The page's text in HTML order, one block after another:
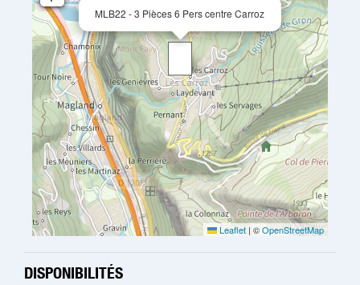
MLB22 - 3 Pièces 6 Pers centre Carroz
Leaflet | ©OpenStreetMap
DISPONIBILITÉS